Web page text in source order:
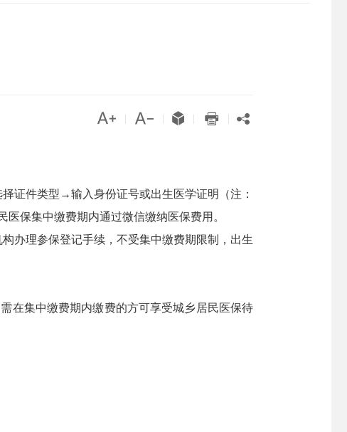
    
件类型→输入身份证号或出生医学证明（注：
保集中缴费期内通过微信缴纳医保费用。
办理参保登记手续，不受集中缴费期限制，出生
在集中缴费期内缴费的方可享受城乡居民医保待